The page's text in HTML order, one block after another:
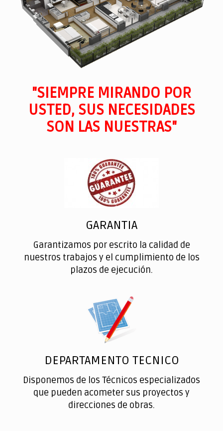
"SIEMPRE MIRANDO POR
USTED, SUS NECESIDADES
SON LAS NUESTRAS"
GARANTIA
Garantizamos por escrito la calidad de
nuestros trabajos y el cumplimiento de los
plazos de ejecución.
DEPARTAMENTO TECNICO
Disponemos de los Técnicos especializados
que pueden acometer sus proyectos y
direcciones de obras.